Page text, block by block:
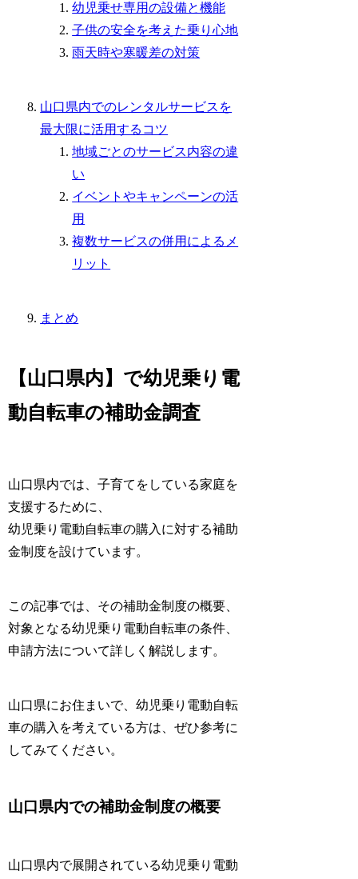
幼児乗せ専用の設備と機能
子供の安全を考えた乗り心地
雨天時や寒暖差の対策
山口県内でのレンタルサービスを
最大限に活用するコツ
地域ごとのサービス内容の違
い
イベントやキャンペーンの活
用
複数サービスの併用によるメ
リット
まとめ
【山口県内】で幼児乗り電
動自転車の補助金調査
山口県内では、子育てをしている家庭を
支援するために、
幼児乗り電動自転車の購入に対する補助
金制度を設けています。
この記事では、その補助金制度の概要、
対象となる幼児乗り電動自転車の条件、
申請方法について詳しく解説します。
山口県にお住まいで、幼児乗り電動自転
車の購入を考えている方は、ぜひ参考に
してみてください。
山口県内での補助金制度の概要
山口県内で展開されている幼児乗り電動